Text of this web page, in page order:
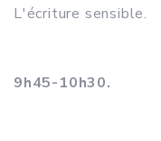
L'écriture sensible.
9h45-10h30.